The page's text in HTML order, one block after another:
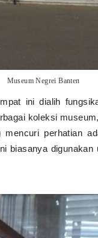
Museum Negrei Banten
ini dialih
koleksi
perhatian
biasanya